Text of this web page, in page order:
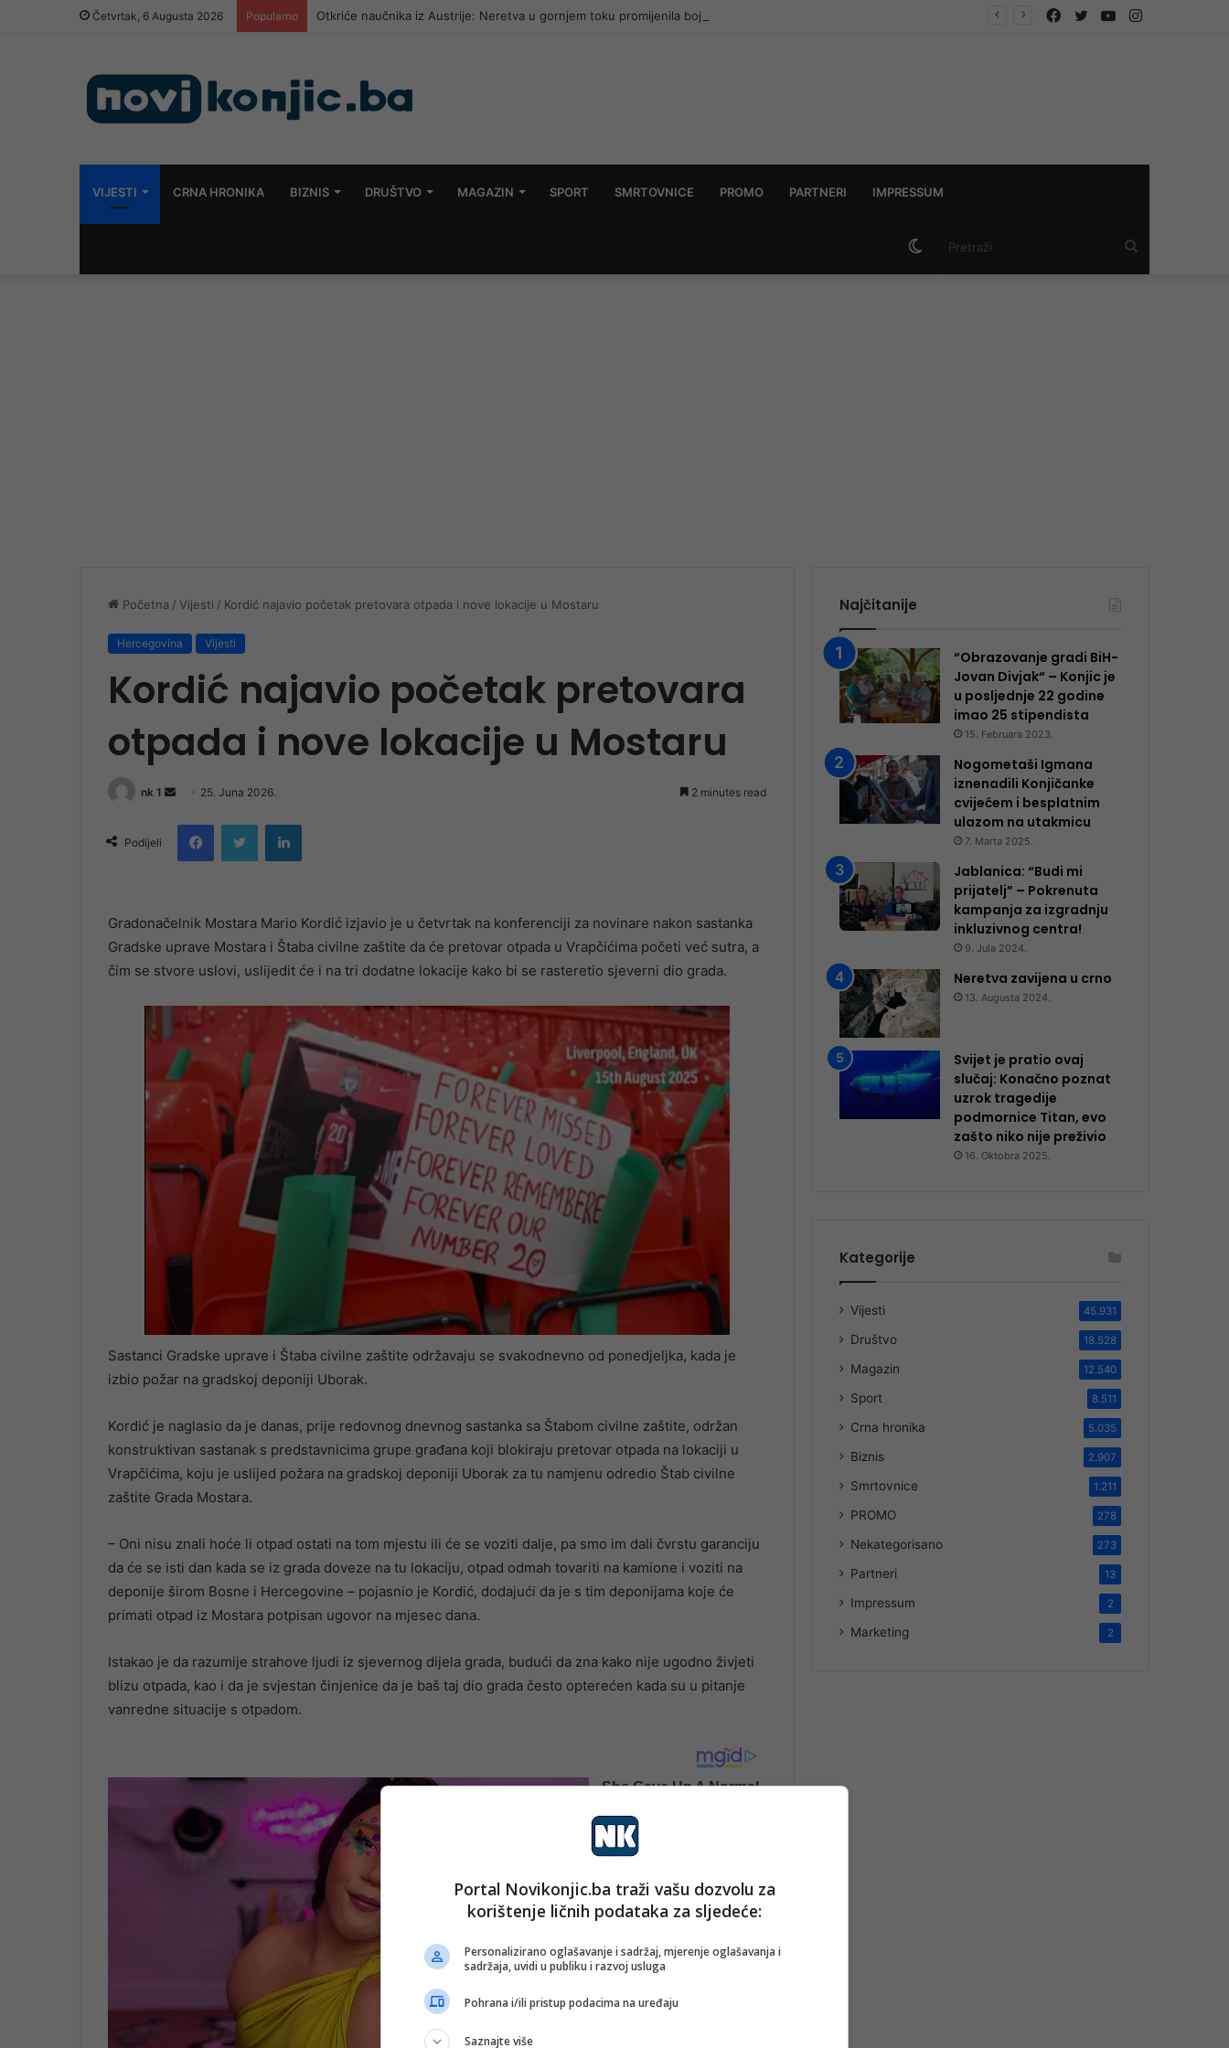
Četvrtak, 6 Augusta 2026 Popularno Otkriće naučnika iz Austrije: Neretva u gornjem toku promijenila boju, traži se nezavisna istraga Instagram
YouTube
Twitter
Facebook
VIJESTI CRNA HRONIKA BIZNIS DRUŠTVO MAGAZIN SPORT SMRTOVNICE PROMO PARTNERI IMPRESSUM
Switch
Početna / Vijesti / Kordić najavio početak pretovara otpada i nove lokacije u Mostaru
Hercegovina Vijesti
Kordić najavio početak pretovara
otpada i nove lokacije u Mostaru
nk 1
Send
email
25. Juna 2026. 2 minutes read
Podijeli
FacebookTwitter LinkedIn
Gradonačelnik Mostara Mario Kordić izjavio je u četvrtak na konferenciji za novinare nakon sastanka
Gradske uprave Mostara i Štaba civilne zaštite da će pretovar otpada u Vrapčićima početi već sutra, a
čim se stvore uslovi, uslijedit će i na tri dodatne lokacije kako bi se rasteretio sjeverni dio grada.
Sastanci Gradske uprave i Štaba civilne zaštite održavaju se svakodnevno od ponedjeljka, kada je
izbio požar na gradskoj deponiji Uborak.
Kordić je naglasio da je danas, prije redovnog dnevnog sastanka sa Štabom civilne zaštite, održan
konstruktivan sastanak s predstavnicima grupe građana koji blokiraju pretovar otpada na lokaciji u
Vrapčićima, koju je uslijed požara na gradskoj deponiji Uborak za tu namjenu odredio Štab civilne
zaštite Grada Mostara.
– Oni nisu znali hoće li otpad ostati na tom mjestu ili će se voziti dalje, pa smo im dali čvrstu garanciju
da će se isti dan kada se iz grada doveze na tu lokaciju, otpad odmah tovariti na kamione i voziti na
deponije širom Bosne i Hercegovine – pojasnio je Kordić, dodajući da je s tim deponijama koje će
primati otpad iz Mostara potpisan ugovor na mjesec dana.
Istakao je da razumije strahove ljudi iz sjevernog dijela grada, budući da zna kako nije ugodno živjeti
blizu otpada, kao i da je svjestan činjenice da je baš taj dio grada često opterećen kada su u pitanje
vanredne situacije s otpadom.
Najčitanije
“Obrazovanje gradi BiH-
Jovan Divjak“ – Konjic je
u posljednje 22 godine
imao 25 ​​stipendista
15. Februara 2023.
Nogometaši Igmana
iznenadili Konjičanke
cvijećem i besplatnim
ulazom na utakmicu
7. Marta 2025.
Jablanica: “Budi mi
prijatelj” – Pokrenuta
kampanja za izgradnju
inkluzivnog centra!
9. Jula 2024.
Neretva zavijena u crno
13. Augusta 2024.
Svijet je pratio ovaj
slučaj: Konačno poznat
uzrok tragedije
podmornice Titan, evo
zašto niko nije preživio
16. Oktobra 2025.
Kategorije
Vijesti 45.931
Društvo 18.528
Magazin 12.540
Sport 8.511
Crna hronika 5.035
Biznis 2.907
Smrtovnice 1.211
PROMO 278
Nekategorisano 273
Partneri 13
Impressum 2
Marketing 2
Portal Novikonjic.ba traži vašu dozvolu za
korištenje ličnih podataka za sljedeće:
Personalizirano oglašavanje i sadržaj, mjerenje oglašavanja i
sadržaja, uvidi u publiku i razvoj usluga
Pohrana i/ili pristup podacima na uređaju
Saznajte više